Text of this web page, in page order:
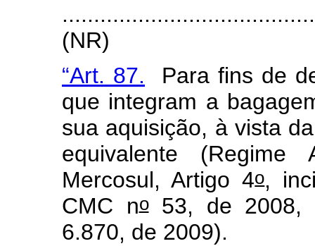
(NR)
“Art. 87. Para fins de
que integram a
sua aquisição, à vista
equivalente
Mercosul, Artigo 4o,
CMC no53, de 2008,
6.870, de 2009).